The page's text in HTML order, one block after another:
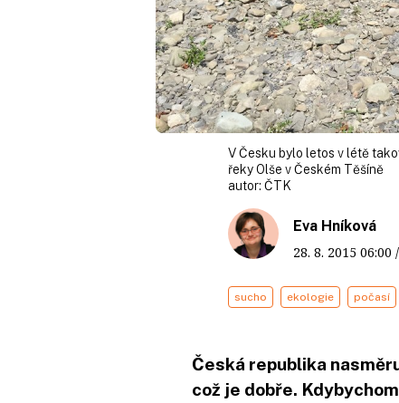
V Česku bylo letos v létě
řeky Olše v Českém Těšíně
autor: ČTK
Eva Hníková
28. 8. 2015 06:00
sucho ekologie počasí
Česká republika
což je dobře.